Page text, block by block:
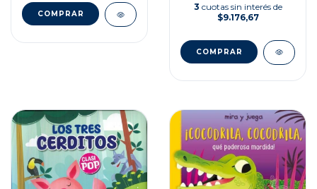
3 cuotas sin interés de
$9.176,67